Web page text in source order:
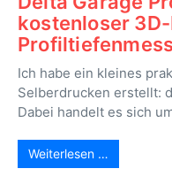
kostenloser
Ich habe ein kleines
Selberdrucken erstellt:
Dabei handelt es sich
Weiterlesen …